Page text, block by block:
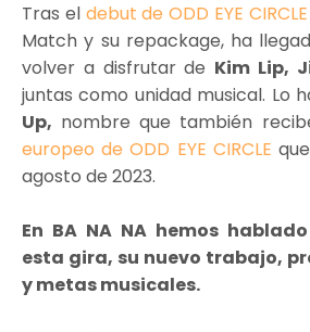
Tras el debut de ODD EYE CIRCLE
Match y su repackage, ha
volver a disfrutar de Kim Lip,
juntas como unidad musical. Lo
Up, nombre que también
europeo de ODD EYE CIRCLE
agosto de 2023.
En BA NA NA hemos
esta gira, su nuevo trabajo,
y metas musicales.